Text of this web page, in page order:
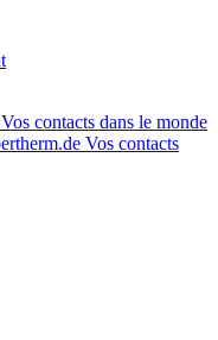
Vos contacts dans le monde
Vos contacts